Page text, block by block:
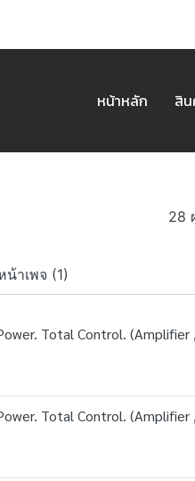
หน้าหลัก สิน
28
น้าเพจ (1)
Total Control.
Total Control.